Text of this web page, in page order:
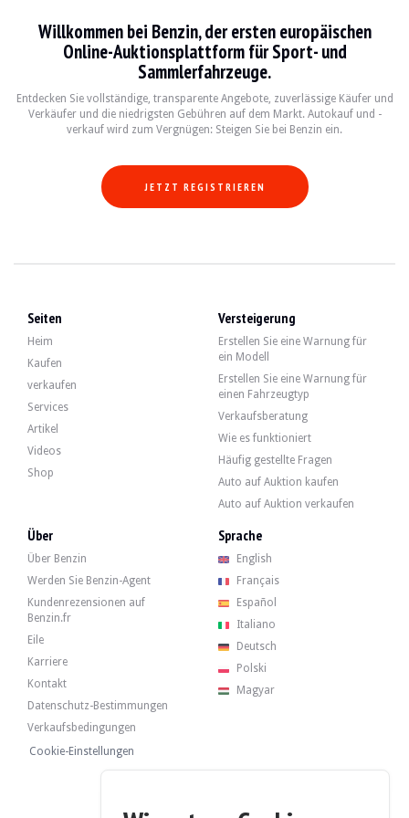
VERKÄUFER professionell
FAHRZEUGSCHEIN Französisch
Beschreibung
Dieser Renault Wind Gordini aus dem Jahr 2012 hat 84.500 km auf dem
Im Innenraum weist der Verkäufer darauf hin, dass die schwarz-blaue
Der 1,2-Liter-Vierzylinder leistete ab Werk 100 PS. Der Verkäufer gibt an,
Das Auto verfügt über seine 4 Originalfelgen, die Abriebspuren aufweisen.
Der Verkäufer ist ein Gewerbetreibender mit Sitz in Saint Amand Montrond
Das Fahrzeug wird ohne Mindestpreis verkauft.
Verlaufsbericht
ZEIGE BERICHT
Willkommen bei Benzin, der ersten europäischen
Online-Auktionsplattform für Sport- und
Sammlerfahrzeuge.
Entdecken Sie vollständige, transparente Angebote, zuverlässige Käufer und
Verkäufer und die niedrigsten Gebühren auf dem Markt. Autokauf und -
verkauf wird zum Vergnügen: Steigen Sie bei Benzin ein.
JETZT REGISTRIEREN
Seiten
Heim
Kaufen
verkaufen
Services
Artikel
Videos
Shop
Versteigerung
Erstellen Sie eine Warnung für
ein Modell
Erstellen Sie eine Warnung für
einen Fahrzeugtyp
Verkaufsberatung
Wie es funktioniert
Häufig gestellte Fragen
Auto auf Auktion kaufen
Auto auf Auktion verkaufen
Über
Über Benzin
Werden Sie Benzin-Agent
Kundenrezensionen auf
Benzin.fr
Eile
Karriere
Kontakt
Datenschutz-Bestimmungen
Verkaufsbedingungen
Cookie-Einstellungen
Sprache
English
Français
Español
Italiano
Deutsch
Polski
Magyar